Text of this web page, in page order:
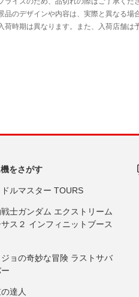
をさがす
ルマスター TOURS
士ガンダム エクストリーム
ス２ インフィニットブース
ョの奇妙な冒険 ラストサバ
達人